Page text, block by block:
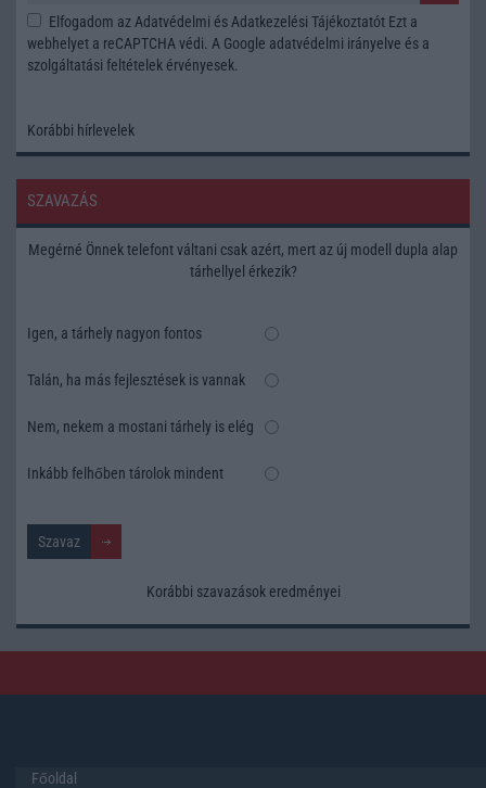
Elfogadom az Adatvédelmi és Adatkezelési Tájékoztatót Ezt a
webhelyet a reCAPTCHA védi. A Google adatvédelmi irányelve és a
szolgáltatási feltételek érvényesek.
Korábbi hírlevelek
SZAVAZÁS
Megérné Önnek telefont váltani csak azért, mert az új modell dupla alap
tárhellyel érkezik?
Igen, a tárhely nagyon fontos
Talán, ha más fejlesztések is vannak
Nem, nekem a mostani tárhely is elég
Inkább felhőben tárolok mindent
Korábbi szavazások eredményei
Főoldal